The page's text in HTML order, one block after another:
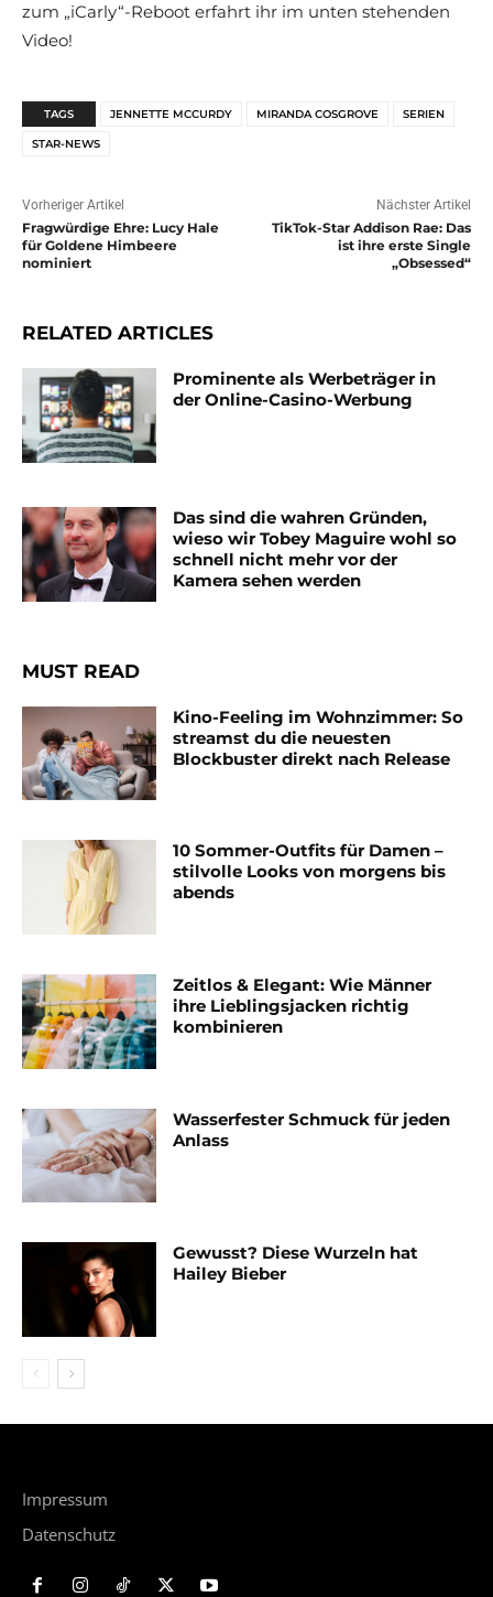
zum „iCarly“-Reboot erfahrt ihr im unten stehenden
Video!
TAGS JENNETTE MCCURDY MIRANDA COSGROVE SERIEN
STAR-NEWS
Vorheriger Artikel
Fragwürdige Ehre: Lucy Hale
für Goldene Himbeere
nominiert
Nächster Artikel
TikTok-Star Addison Rae: Das
ist ihre erste Single
„Obsessed“
RELATED ARTICLES
Prominente als Werbeträger in
der Online-Casino-Werbung
Das sind die wahren Gründen,
wieso wir Tobey Maguire wohl so
schnell nicht mehr vor der
Kamera sehen werden
MUST READ
Kino-Feeling im Wohnzimmer: So
streamst du die neuesten
Blockbuster direkt nach Release
10 Sommer-Outfits für Damen –
stilvolle Looks von morgens bis
abends
Zeitlos & Elegant: Wie Männer
ihre Lieblingsjacken richtig
kombinieren
Wasserfester Schmuck für jeden
Anlass
Gewusst? Diese Wurzeln hat
Hailey Bieber
Impressum
Datenschutz